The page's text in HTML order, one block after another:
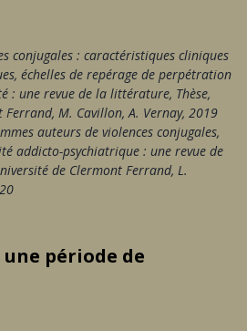
conjugales : caractéristiques cliniques
échelles de repérage de perpétration
: une revue de la littérature, Thèse,
M. Cavillon, A. Vernay, 2019
auteurs de violences conjugales,
addicto-psychiatrique : une revue de
de Clermont Ferrand, L.
une période de